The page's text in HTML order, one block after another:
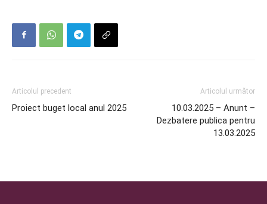
Articolul precedent
Proiect buget local anul 2025
Articolul următor
10.03.2025 – Anunt –
Dezbatere publica pentru
13.03.2025